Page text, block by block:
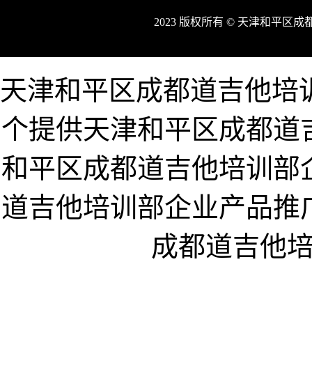
2023 版权所有 © 天津和平区
天津和平区成都道吉他培
个提供天津和平区成都
和平区成都道吉他培训
道吉他培训部企业产品
成都道吉他